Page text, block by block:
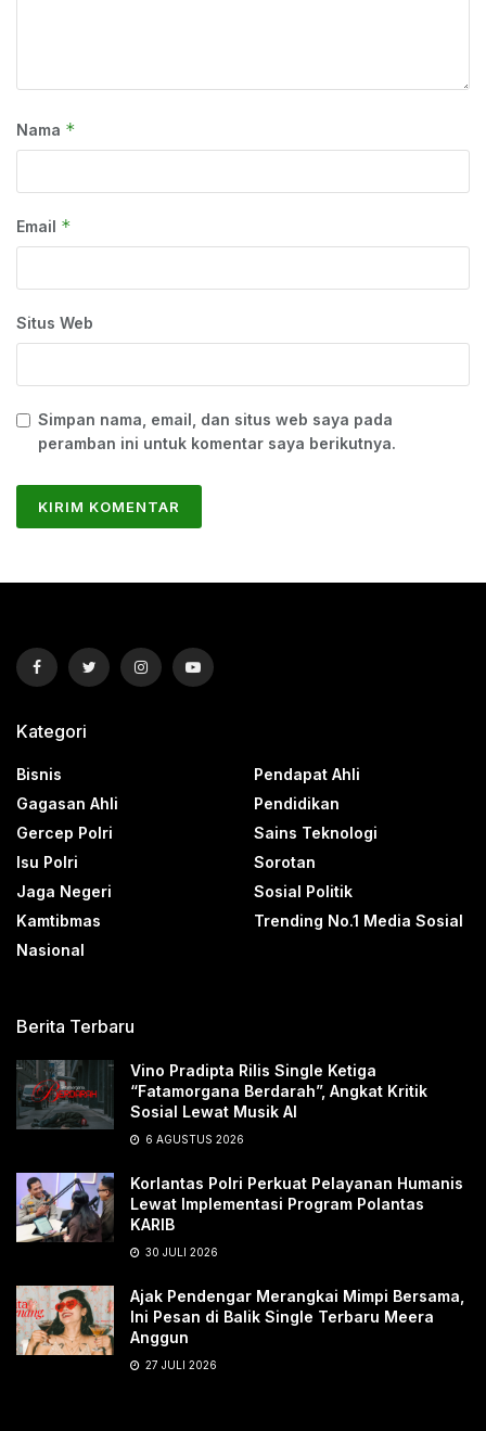
Nama *
Email *
Situs Web
Simpan nama, email, dan situs web saya pada
peramban ini untuk komentar saya berikutnya.
Kategori
Bisnis
Gagasan Ahli
Gercep Polri
Isu Polri
Jaga Negeri
Kamtibmas
Nasional
Pendapat Ahli
Pendidikan
Sains Teknologi
Sorotan
Sosial Politik
Trending No.1 Media Sosial
Berita Terbaru
Vino Pradipta Rilis Single Ketiga
“Fatamorgana Berdarah”, Angkat Kritik
Sosial Lewat Musik AI
6 AGUSTUS 2026
Korlantas Polri Perkuat Pelayanan Humanis
Lewat Implementasi Program Polantas
KARIB
30 JULI 2026
Ajak Pendengar Merangkai Mimpi Bersama,
Ini Pesan di Balik Single Terbaru Meera
Anggun
27 JULI 2026